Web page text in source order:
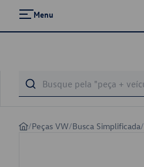
Menu
/Peças VW/Busca Simplificada/